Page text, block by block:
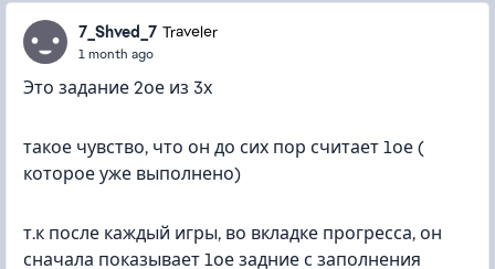
7_Shved_7 Traveler
1 month ago
Это задание 2ое из 3х
такое чувство, что он до сих пор считает 1ое (
которое уже выполнено)
т.к после каждый игры, во вкладке прогресса, он
сначала показывает 1ое задние с заполнения